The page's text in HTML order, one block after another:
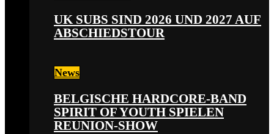
UK SUBS SIND 2026 UND 2027 AUF
ABSCHIEDSTOUR
News
BELGISCHE HARDCORE-BAND
SPIRIT OF YOUTH SPIELEN
REUNION-SHOW